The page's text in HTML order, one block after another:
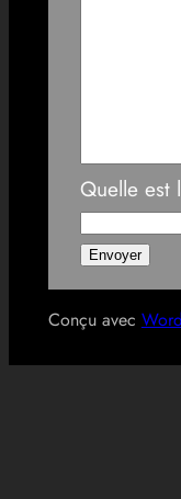
Quelle est
Conçu avec